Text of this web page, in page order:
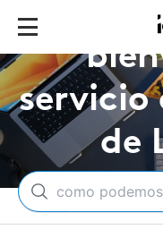
Le
servicio
de